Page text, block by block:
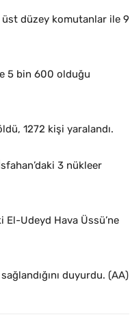
üst düzey komutanlar ile 9
5 bin 600 olduğu
1272 kişi yaralandı.
3 nükleer
El-Udeyd Hava Üssü’ne
duyurdu. (AA)